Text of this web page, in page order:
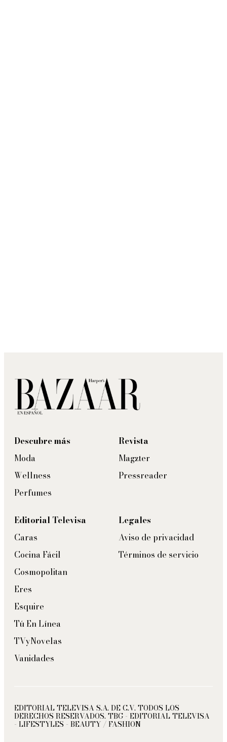
Descubre más
Moda
Wellness
Perfumes
Revista
Magzter
Pressreader
Editorial Televisa
Caras
Cocina Fácil
Cosmopolitan
Eres
Esquire
Tú En Línea
TVyNovelas
Vanidades
Legales
Aviso de privacidad
Términos de servicio
EDITORIAL TELEVISA S.A. DE C.V. TODOS LOS
DERECHOS RESERVADOS. TBG - EDITORIAL TELEVISA
- LIFESTYLES - BEAUTY / FASHION